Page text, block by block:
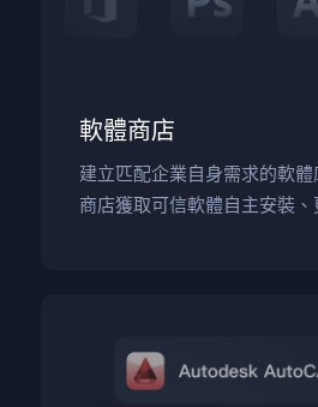
軟體商店
建立匹配企業自身需求的軟
商店獲取可信軟體自主安裝、